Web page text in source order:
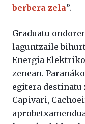
berbera zela”.
Graduatu
laguntzaile
Energia
zenean.
egitera destinatu
Capivari,